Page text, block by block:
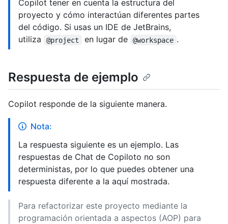
Copilot tener en cuenta la estructura del
proyecto y cómo interactúan diferentes partes
del código. Si usas un IDE de JetBrains,
utiliza
@project en lugar de @workspace .
Respuesta de ejemplo
Copilot responde de la siguiente manera.
Nota:
La respuesta siguiente es un ejemplo. Las
respuestas de Chat de Copiloto no son
deterministas, por lo que puedes obtener una
respuesta diferente a la aquí mostrada.
Para refactorizar este proyecto mediante la
programación orientada a aspectos (AOP) para